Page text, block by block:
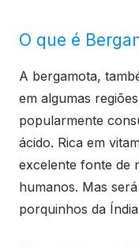
O que é
A bergamota,
em algumas
popularmente
ácido. Rica em
excelente fonte de
humanos. Mas
porquinhos da